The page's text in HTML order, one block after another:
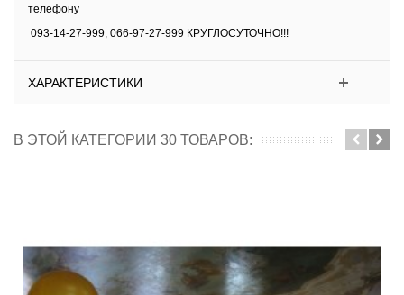
телефону
093-14-27-999, 066-97-27-999 КРУГЛОСУТОЧНО!!!
ХАРАКТЕРИСТИКИ
В ЭТОЙ КАТЕГОРИИ 30 ТОВАРОВ: